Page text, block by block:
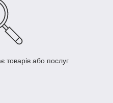
товарів або послуг